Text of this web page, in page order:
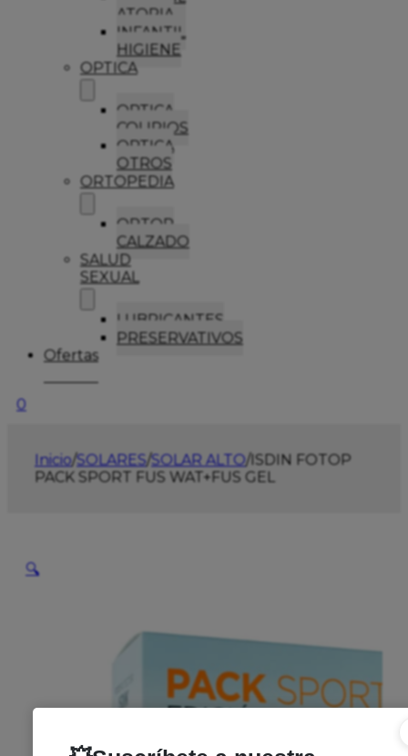
ATOPIA
INFANTIL
HIGIENE
OPTICA
OPTICA
COLIRIOS
OPTICA
OTROS
ORTOPEDIA
ORTOP
CALZADO
SALUD
SEXUAL
LUBRICANTES
PRESERVATIVOS
Ofertas
0
Inicio/SOLARES/SOLAR ALTO/ISDIN FOTOP
PACK SPORT FUS WAT+FUS GEL
🔍